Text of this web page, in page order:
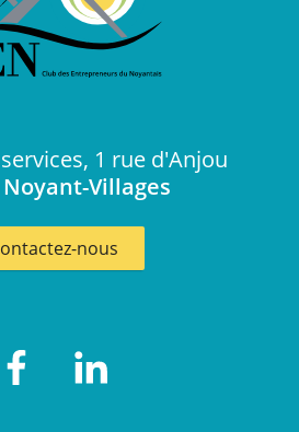
1 rue d'Anjou
Noyant-Villages
nous